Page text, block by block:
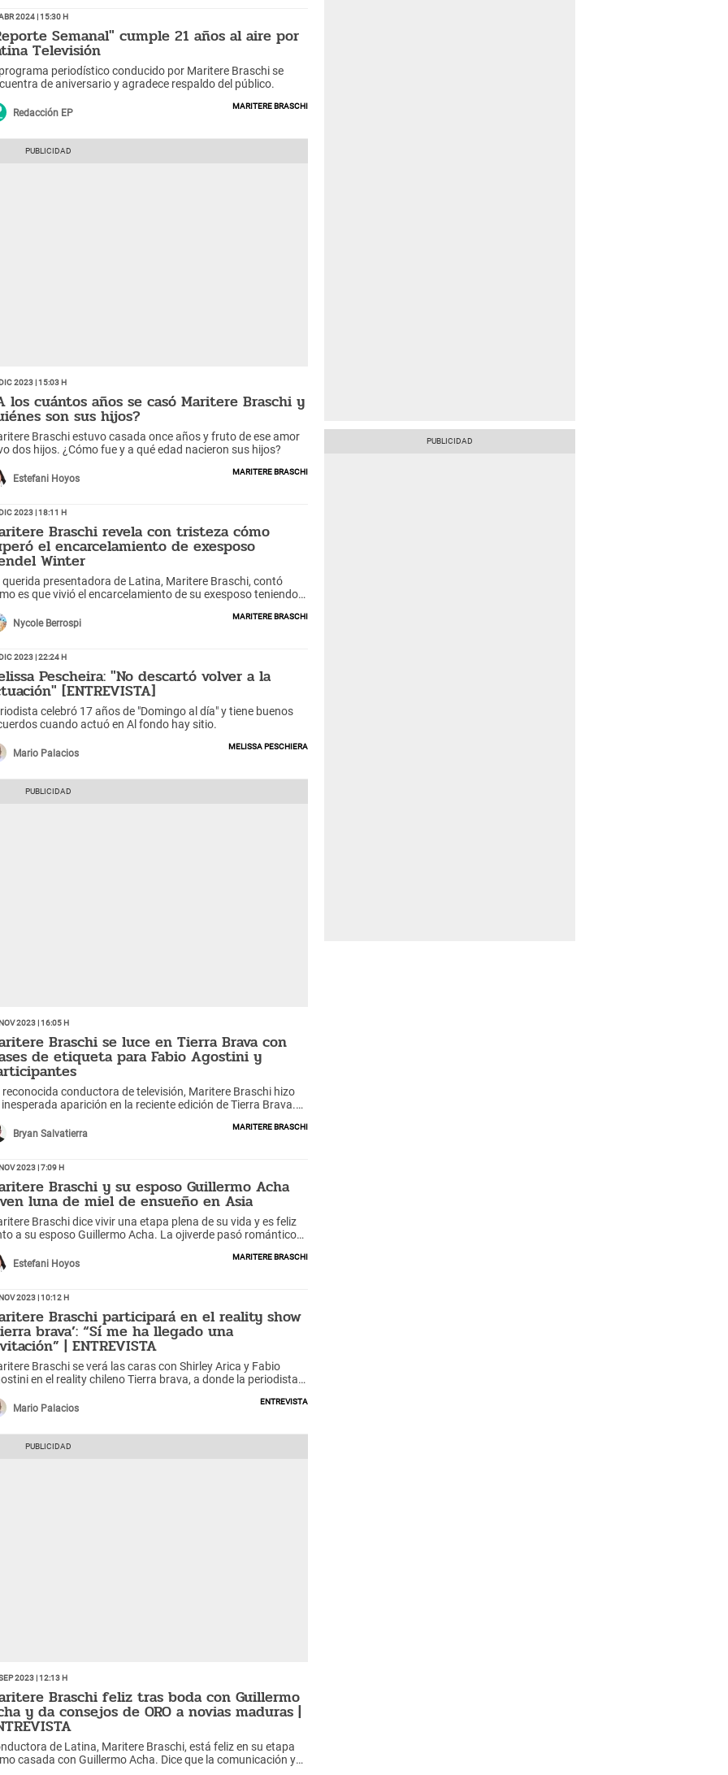
2024 | 15:30 h
Semanal" cumple 21 años al aire por
Televisión
periodístico conducido por Maritere Braschi se
de aniversario y agradece respaldo del público.
Redacción EP
Maritere Braschi
2023 | 15:03 h
los cuántos años se casó Maritere Braschi y
son sus hijos?
Braschi estuvo casada once años y fruto de ese amor
dos hijos. ¿Cómo fue y a qué edad nacieron sus hijos?
Estefani Hoyos
Maritere Braschi
2023 | 18:11 h
Braschi revela con tristeza cómo
el encarcelamiento de exesposo
Winter
querida presentadora de Latina, Maritere Braschi, contó
es que vivió el encarcelamiento de su exesposo teniendo
Nycole Berrospi
Maritere Braschi
2023 | 22:24 h
Pescheira: "No descartó volver a la
[ENTREVISTA]
celebró 17 años de "Domingo al día" y tiene buenos
cuando actuó en Al fondo hay sitio.
Mario Palacios
Melissa Peschiera
2023 | 16:05 h
Braschi se luce en Tierra Brava con
de etiqueta para Fabio Agostini y
reconocida conductora de televisión, Maritere Braschi hizo
aparición en la reciente edición de Tierra Brava.
a todos los participantes, con Fabio Agostini incluido,
de etiqueta y modales en la mesa.
Bryan Salvatierra
Maritere Braschi
2023 | 7:09 h
Braschi y su esposo Guillermo Acha
luna de miel de ensueño en Asia
Braschi dice vivir una etapa plena de su vida y es feliz
a su esposo Guillermo Acha. La ojiverde pasó románticos
Estefani Hoyos
Maritere Braschi
2023 | 10:12 h
Braschi participará en el reality show
brava’: “Sí me ha llegado una
| ENTREVISTA
Braschi se verá las caras con Shirley Arica y Fabio
en el reality chileno Tierra brava, a donde la periodista
Mario Palacios
Entrevista
2023 | 12:13 h
Braschi feliz tras boda con Guillermo
y da consejos de ORO a novias maduras |
de Latina, Maritere Braschi, está feliz en su etapa
casada con Guillermo Acha. Dice que la comunicación y